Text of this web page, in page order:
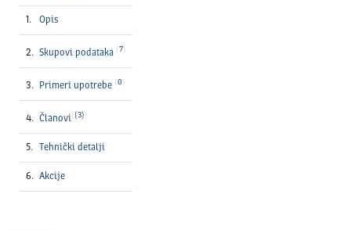
Opis
Skupovi podataka 7
Primeri upotrebe 0
Članovi (3)
Tehnički detalјi
Akcije